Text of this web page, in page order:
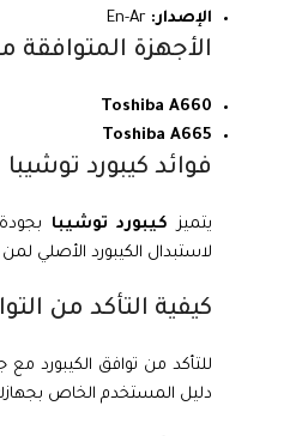
الإصدار:
الأجهزة المتوافقة
Toshiba A660
Toshiba A665
فوائد كيبورد توشيبا
يتميز كيبورد توشيبا
لاستبدال الكيبورد الأصلي
كيفية التأكد من
للتأكد من توافق الكيبورد
دليل المستخدم الخاص